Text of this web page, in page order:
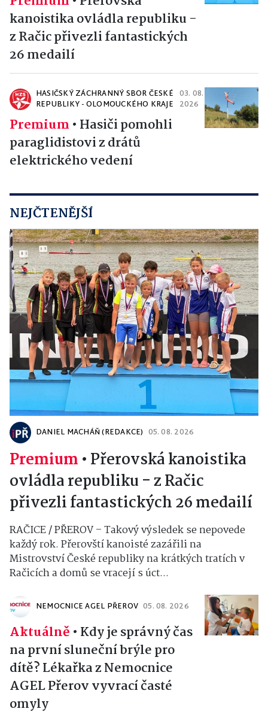
kanoistika ovládla republiku -
z Račic přivezli fantastických
26 medailí
HASIČSKÝ ZÁCHRANNÝ SBOR ČESKÉ
REPUBLIKY - OLOMOUCKÉHO KRAJE
03. 08.
2026
Premium • Hasiči pomohli
paraglidistovi z drátů
elektrického vedení
NEJČTENĚJŠÍ
DANIEL MACHÁŇ (REDAKCE) 05. 08. 2026
Premium • Přerovská kanoistika
ovládla republiku - z Račic
přivezli fantastických 26 medailí
RAČICE / PŘEROV – Takový výsledek se nepovede
každý rok. Přerovští kanoisté zazářili na
Mistrovství České republiky na krátkých tratích v
Račicích a domů se vracejí s úct...
NEMOCNICE AGEL PŘEROV 05. 08. 2026
Aktuálně • Kdy je správný čas
na první sluneční brýle pro
dítě? Lékařka z Nemocnice
AGEL Přerov vyvrací časté
omyly